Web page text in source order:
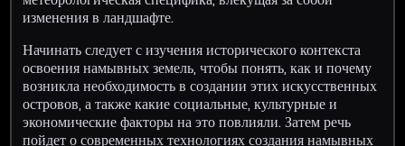
изменения в ландшафте.
Начинать следует с изучения исторического контекста
освоения намывных земель, чтобы понять, как и почему
возникла необходимость в создании этих искусственных
островов, а также какие социальные, культурные и
экономические факторы на это повлияли. Затем речь
пойдет о современных технологиях создания намывных